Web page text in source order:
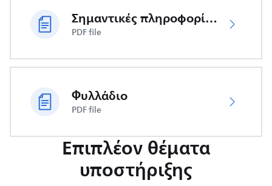
Σημαντικές πληροφορίες ασφαλείας
PDF file
Φυλλάδιο
PDF file
Επιπλέον θέματα
υποστήριξης